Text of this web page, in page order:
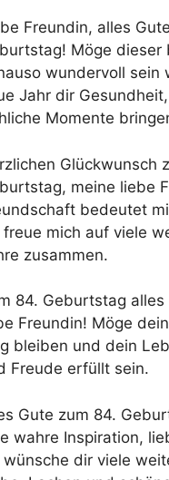
Freundin, alles
Möge dieser
wundervoll sein
Jahr dir
Momente
Glückwunsch
meine liebe
bedeutet
freue mich auf viele
zusammen.
84. Geburtstag
Freundin! Möge
bleiben und dein
Freude erfüllt sein.
Gute zum 84.
wahre Inspiration,
wünsche dir viele